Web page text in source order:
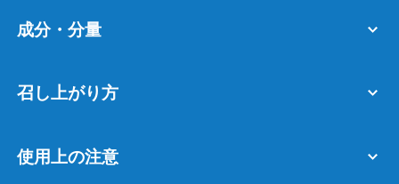
成分・分量
召し上がり方
使用上の注意